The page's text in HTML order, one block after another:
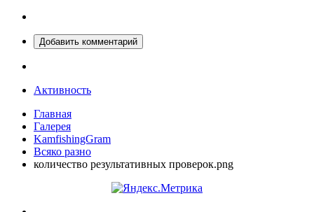
Добавить комментарий
Активность
Главная
Галерея
KamfishingGram
Всяко разно
количество результативных проверок.png